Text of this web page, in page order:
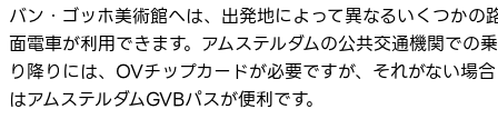
バン・ゴッホ美術館へは、出発地によって異なるいくつかの
面電車が利用できます。アムステルダムの公共交通機関での乗
り降りには、OVチップカードが必要ですが、それがない場合
はアムステルダムGVBパスが便利です。